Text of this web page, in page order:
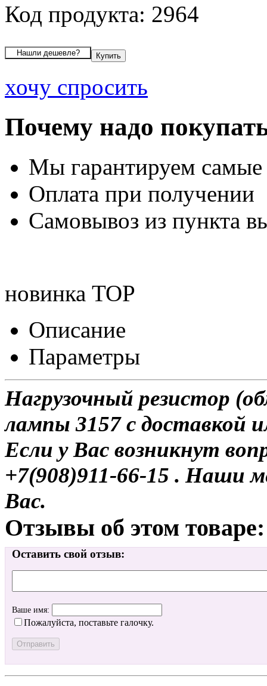
Код продукта: 2964
хочу спросить
Почему надо
Мы гарантируем
Оплата при получении
Самовывоз из пункта
новинка TOP
Описание
Параметры
Нагрузочный резистор
лампы 3157 с доставкой
Если у Вас возникнут
+7(908)911-66-15 . Наши
Вас.
Отзывы об этом товаре:
Оставить свой отзыв:
Ваше имя:
Пожалуйста, поставьте галочку.